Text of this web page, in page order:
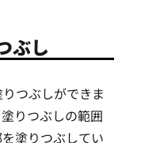
ぶし
つぶしができま
りつぶしの範囲
塗りつぶしてい